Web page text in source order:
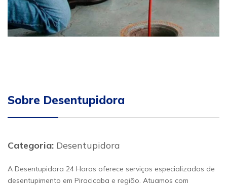
Sobre Desentupidora
Categoria: Desentupidora
A Desentupidora 24 Horas oferece serviços especializados de
desentupimento em Piracicaba e região. Atuamos com